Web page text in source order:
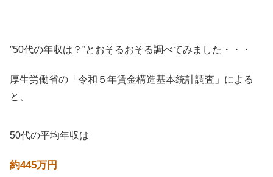
”50代の年収は？”とおそるおそる調べてみました・・・
厚生労働省の「令和５年賃金構造基本統計調査」による
と、
50代の平均年収は
約445万円